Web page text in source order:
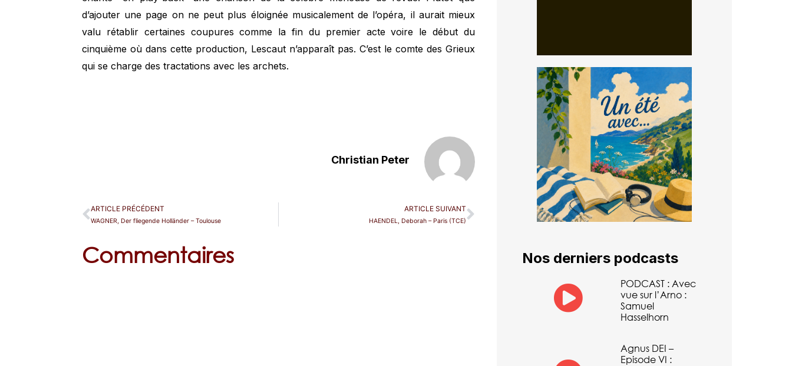
d’ajouter une page on ne peut plus éloignée musicalement de l’opéra, il aurait mieux
valu rétablir certaines coupures comme la fin du premier acte voire le début du
cinquième où dans cette production, Lescaut n’apparaît pas. C’est le comte des Grieux
qui se charge des tractations avec les archets.
Christian Peter
ARTICLE PRÉCÉDENT
WAGNER, Der fliegende Holländer – Toulouse
ARTICLE SUIVANT
HAENDEL, Deborah – Paris (TCE)
Commentaires Nos derniers podcasts
PODCAST : Avec
vue sur l’Arno :
Samuel
Hasselhorn
Agnus DEI –
Episode VI :